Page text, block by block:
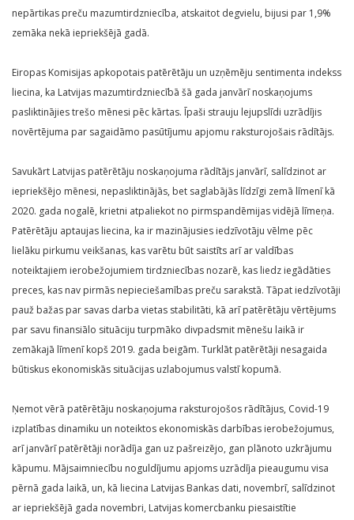
nepārtikas preču mazumtirdzniecība, atskaitot degvielu, bijusi par 1,9%
zemāka nekā iepriekšējā gadā.
Eiropas Komisijas apkopotais patērētāju un uzņēmēju sentimenta indekss
liecina, ka Latvijas mazumtirdzniecībā šā gada janvārī noskaņojums
pasliktinājies trešo mēnesi pēc kārtas. Īpaši strauju lejupslīdi uzrādījis
novērtējuma par sagaidāmo pasūtījumu apjomu raksturojošais rādītājs.
Savukārt Latvijas patērētāju noskaņojuma rādītājs janvārī, salīdzinot ar
iepriekšējo mēnesi, nepasliktinājās, bet saglabājās līdzīgi zemā līmenī kā
2020. gada nogalē, krietni atpaliekot no pirmspandēmijas vidējā līmeņa.
Patērētāju aptaujas liecina, ka ir mazinājusies iedzīvotāju vēlme pēc
lielāku pirkumu veikšanas, kas varētu būt saistīts arī ar valdības
noteiktajiem ierobežojumiem tirdzniecības nozarē, kas liedz iegādāties
preces, kas nav pirmās nepieciešamības preču sarakstā. Tāpat iedzīvotāji
pauž bažas par savas darba vietas stabilitāti, kā arī patērētāju vērtējums
par savu finansiālo situāciju turpmāko divpadsmit mēnešu laikā ir
zemākajā līmenī kopš 2019. gada beigām. Turklāt patērētāji nesagaida
būtiskus ekonomiskās situācijas uzlabojumus valstī kopumā.
Ņemot vērā patērētāju noskaņojuma raksturojošos rādītājus, Covid-19
izplatības dinamiku un noteiktos ekonomiskās darbības ierobežojumus,
arī janvārī patērētāji norādīja gan uz pašreizējo, gan plānoto uzkrājumu
kāpumu. Mājsaimniecību noguldījumu apjoms uzrādīja pieaugumu visa
pērnā gada laikā, un, kā liecina Latvijas Bankas dati, novembrī, salīdzinot
ar iepriekšējā gada novembri, Latvijas komercbanku piesaistītie